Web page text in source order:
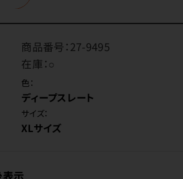
商品番号：27-9495
在庫：○
色：
ディープスレート
サイズ：
XLサイズ
示